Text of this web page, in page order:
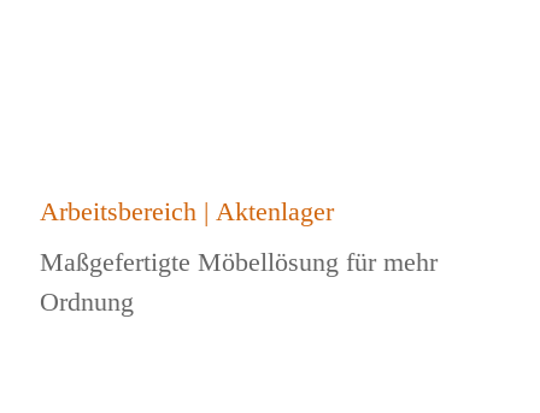
Arbeitsbereich | Aktenlager
Maßgefertigte Möbellösung für mehr
Ordnung